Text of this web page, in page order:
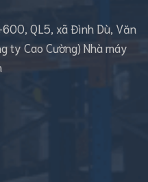
QL5, xã Đình Dù, Văn
ty Cao Cường) Nhà máy